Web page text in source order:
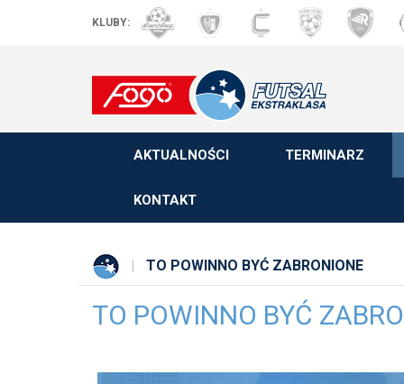
KLUBY:
AKTUALNOŚCI TERMINARZ
KONTAKT
TO POWINNO BYĆ ZABRONIONE
TO POWINNO BYĆ